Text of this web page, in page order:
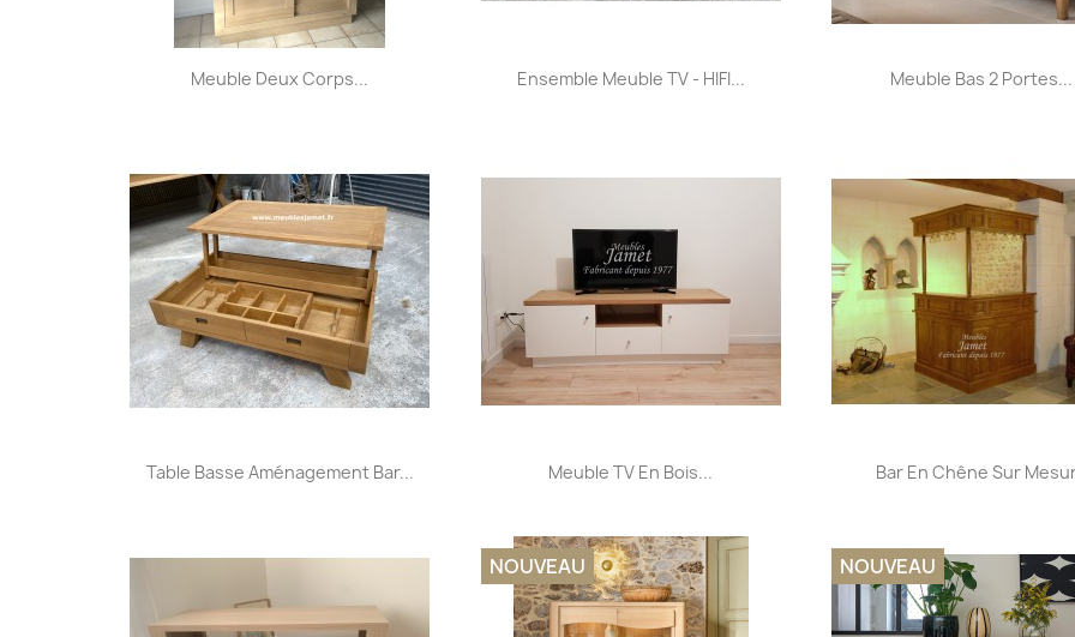
Aperçu rapide
Meuble Deux Corps... Aperçu rapide
Ensemble Meuble TV - HIFI... Aperçu rapide
Meuble Bas 2 Portes...
Aperçu rapide
Table Basse Aménagement Bar... Aperçu rapide
Meuble TV En Bois... Aperçu rapide
Bar En Chêne Sur
NOUVEAU NOUVEAU